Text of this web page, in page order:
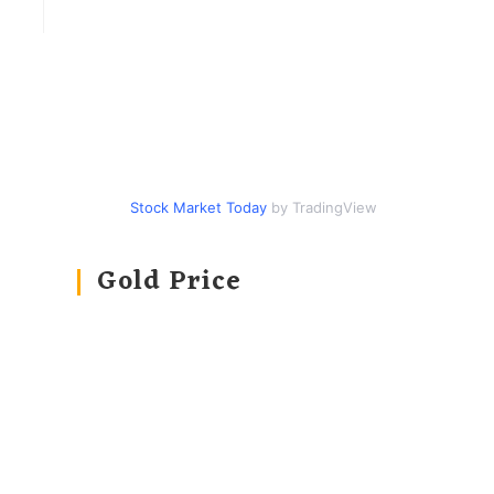
Stock Market Today by TradingView
Gold Price